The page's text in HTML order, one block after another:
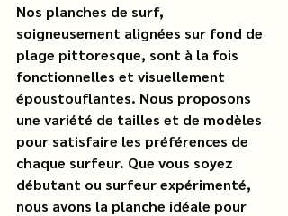
Nos planches de surf,
soigneusement alignées sur fond de
plage pittoresque, sont à la fois
fonctionnelles et visuellement
époustouflantes. Nous proposons
une variété de tailles et de modèles
pour satisfaire les préférences de
chaque surfeur. Que vous soyez
débutant ou surfeur expérimenté,
nous avons la planche idéale pour